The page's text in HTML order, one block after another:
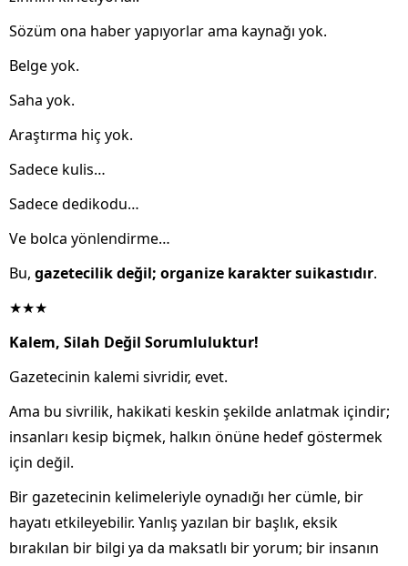
Sözüm ona haber yapıyorlar ama kaynağı yok.
Belge yok.
Saha yok.
Araştırma hiç yok.
Sadece kulis…
Sadece dedikodu…
Ve bolca yönlendirme…
Bu, gazetecilik değil; organize karakter suikastıdır.
★★★
Kalem, Silah Değil Sorumluluktur!
Gazetecinin kalemi sivridir, evet.
Ama bu sivrilik, hakikati keskin şekilde anlatmak içindir;
insanları kesip biçmek, halkın önüne hedef göstermek
için değil.
Bir gazetecinin kelimeleriyle oynadığı her cümle, bir
hayatı etkileyebilir. Yanlış yazılan bir başlık, eksik
bırakılan bir bilgi ya da maksatlı bir yorum; bir insanın